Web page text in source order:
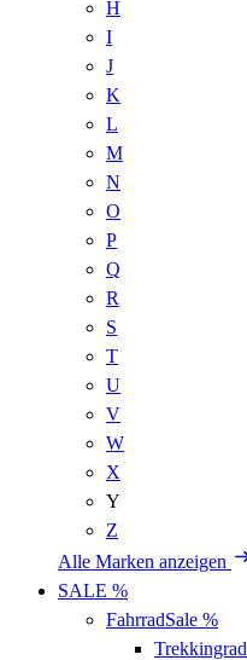
H
I
J
K
L
M
N
O
P
Q
R
S
T
U
V
W
X
Y
Z
Alle Marken anzeigen
SALE %
FahrradSale %
Trekkingrad